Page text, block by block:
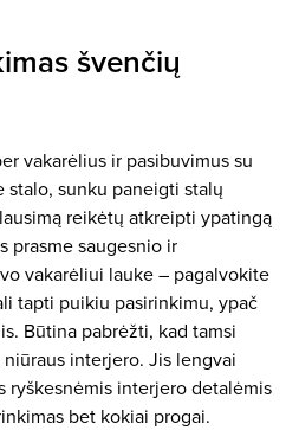
švenčių
vakarėlius ir pasibuvimus su
stalo, sunku paneigti stalų
reikėtų atkreipti ypatingą
prasme saugesnio ir
vakarėliui lauke – pagalvokite
tapti puikiu pasirinkimu, ypač
Būtina pabrėžti, kad tamsi
interjero. Jis lengvai
ryškesnėmis interjero detalėmis
bet kokiai progai.